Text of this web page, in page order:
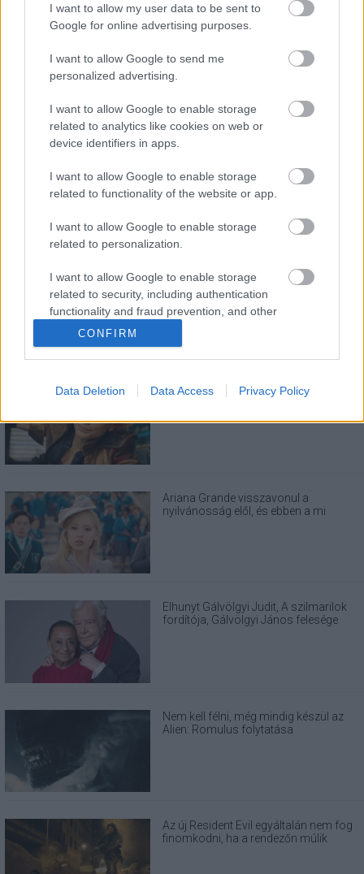
I want to allow my user data to be sent to
Google for online advertising purposes.
I want to allow Google to send me
personalized advertising.
I want to allow Google to enable storage
related to analytics like cookies on web or
device identifiers in apps.
I want to allow Google to enable storage
related to functionality of the website or app.
I want to allow Google to enable storage
related to personalization.
I want to allow Google to enable storage
related to security, including authentication
functionality and fraud prevention, and other
user protection.
CONFIRM
Data Deletion Data Access Privacy Policy
LEGOLVASOTTABBAK
A Verity olyan, mintha az Eredet és egy
pornófilm keveredett volna össze
Eli Roth nagyon szeretné, ha nem
Ariana Grande visszavonul a
nyilvánosság elől, és ebben a mi
Elhunyt Gálvölgyi Judit, A szilmarilok
fordítója, Gálvölgyi János felesége
Nem kell félni, még mindig készül az
Alien: Romulus folytatása
Az új Resident Evil egyáltalán nem fog
finomkodni, ha a rendezőn múlik